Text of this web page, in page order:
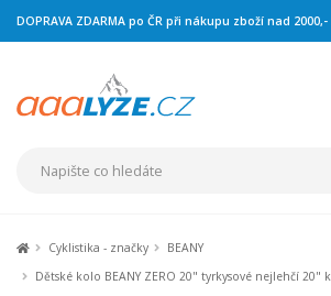
DOPRAVA ZDARMA po ČR při nákupu zboží nad 2000,-
Cyklistika - značky
BEANY
Dětské kolo BEANY ZERO 20" tyrkysové nejlehčí 20"